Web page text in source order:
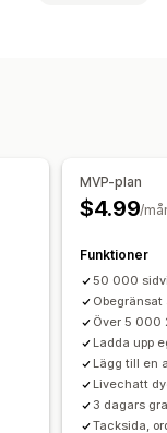
Anpassad text
Varukorgssida
Sidhuvud
MVP-plan
$4.99/
Funktioner
50 000
Obegränsat
Över 5 000
Ladda upp
Lägg till en
Livechatt
3 dagars
Tacksida,